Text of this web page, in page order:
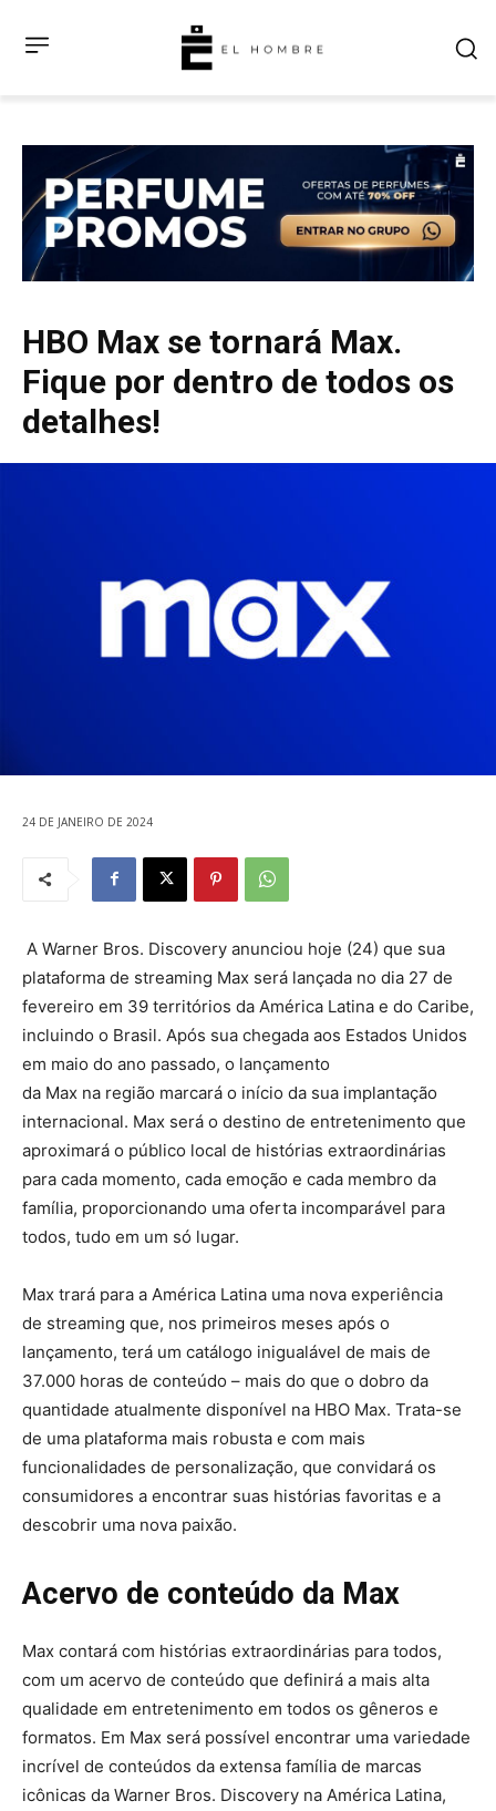
HBO Max se tornará Max.
Fique por dentro de todos os
detalhes!
24 DE JANEIRO DE 2024
A Warner Bros. Discovery anunciou hoje (24) que sua
plataforma de streaming Max será lançada no dia 27 de
fevereiro em 39 territórios da América Latina e do Caribe,
incluindo o Brasil. Após sua chegada aos Estados Unidos
em maio do ano passado, o lançamento
da Max na região marcará o início da sua implantação
internacional. Max será o destino de entretenimento que
aproximará o público local de histórias extraordinárias
para cada momento, cada emoção e cada membro da
família, proporcionando uma oferta incomparável para
todos, tudo em um só lugar.
Max trará para a América Latina uma nova experiência
de streaming que, nos primeiros meses após o
lançamento, terá um catálogo inigualável de mais de
37.000 horas de conteúdo – mais do que o dobro da
quantidade atualmente disponível na HBO Max. Trata-se
de uma plataforma mais robusta e com mais
funcionalidades de personalização, que convidará os
consumidores a encontrar suas histórias favoritas e a
descobrir uma nova paixão.
Acervo de conteúdo da Max
Max contará com histórias extraordinárias para todos,
com um acervo de conteúdo que definirá a mais alta
qualidade em entretenimento em todos os gêneros e
formatos. Em Max será possível encontrar uma variedade
incrível de conteúdos da extensa família de marcas
icônicas da Warner Bros. Discovery na América Latina,